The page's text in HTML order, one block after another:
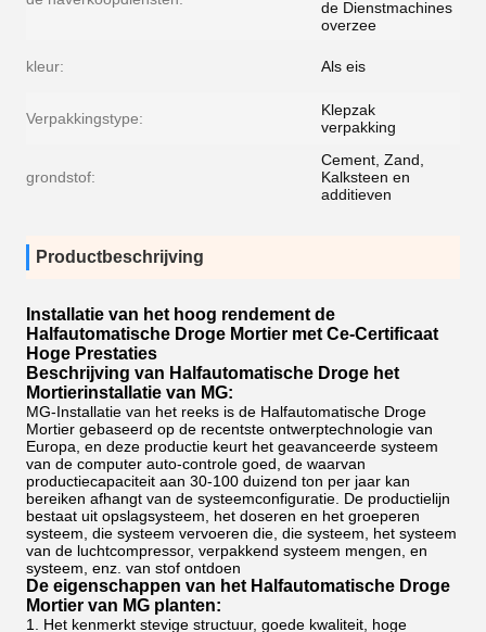
de Dienstmachines
overzee
kleur: Als eis
Verpakkingstype:
Klepzak
verpakking
grondstof:
Cement, Zand,
Kalksteen en
additieven
Productbeschrijving
Installatie van het hoog rendement de
Halfautomatische Droge Mortier met Ce-Certificaat
Hoge Prestaties
Beschrijving van Halfautomatische Droge het
Mortierinstallatie van MG:
MG-Installatie van het reeks is de Halfautomatische Droge
Mortier gebaseerd op de recentste ontwerptechnologie van
Europa, en deze productie keurt het geavanceerde systeem
van de computer auto-controle goed, de waarvan
productiecapaciteit aan 30-100 duizend ton per jaar kan
bereiken afhangt van de systeemconfiguratie. De productielijn
bestaat uit opslagsysteem, het doseren en het groeperen
systeem, die systeem vervoeren die, die systeem, het systeem
van de luchtcompressor, verpakkend systeem mengen, en
systeem, enz. van stof ontdoen
De eigenschappen van het Halfautomatische Droge
Mortier van MG planten:
1. Het kenmerkt stevige structuur, goede kwaliteit, hoge